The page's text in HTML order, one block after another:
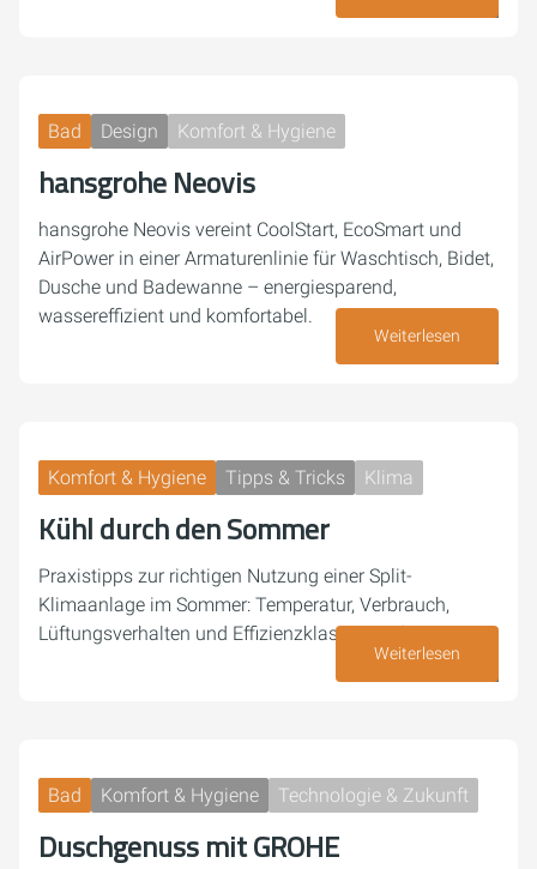
Bad Design Komfort & Hygiene
hansgrohe Neovis
hansgrohe Neovis vereint CoolStart, EcoSmart und
AirPower in einer Armaturenlinie für Waschtisch, Bidet,
Dusche und Badewanne – energiesparend,
wassereffizient und komfortabel.
Weiterlesen
Komfort & Hygiene Tipps & Tricks Klima
Kühl durch den Sommer
Praxistipps zur richtigen Nutzung einer Split-
Klimaanlage im Sommer: Temperatur, Verbrauch,
Lüftungsverhalten und Effizienzklassen einfach erklärt.
Weiterlesen
Bad Komfort & Hygiene Technologie & Zukunft
Duschgenuss mit GROHE